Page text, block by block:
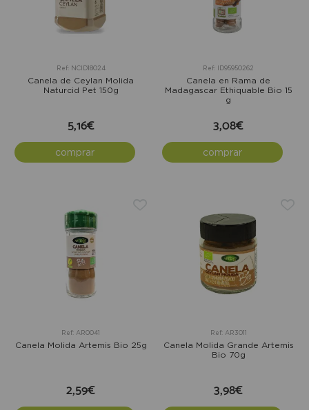
Ref: NCID18024
Canela de Ceylan Molida
Naturcid Pet 150g
5,16€
comprar
Ref: ID95950262
Canela en Rama de
Madagascar Ethiquable Bio 15
g
3,08€
comprar
Ref: AR0041
Canela Molida Artemis Bio 25g
2,59€
Ref: AR3011
Canela Molida Grande Artemis
Bio 70g
3,98€